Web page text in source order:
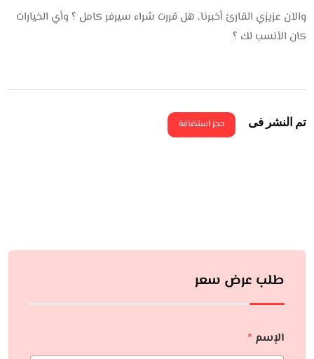
والآن عزيزي القارئ أخبرنا، هل قررت شراء سيرفر كامل ؟ وأي الخيارات
كان الأنسب لك ؟
تم النشر فى حجز استضافة
طلب عرض سعر
الإسم *